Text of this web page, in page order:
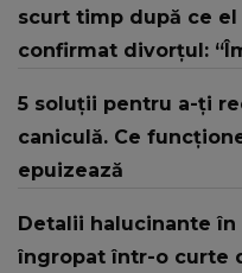
scurt timp după ce el
confirmat divorțul:
5 soluții pentru a-ți
caniculă. Ce
epuizează
Detalii halucinante
îngropat într-o curte